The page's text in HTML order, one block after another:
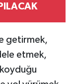
getirmek,
etmek,
koyduğu